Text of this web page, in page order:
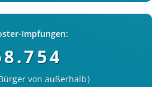
Impfungen:
von außerhalb